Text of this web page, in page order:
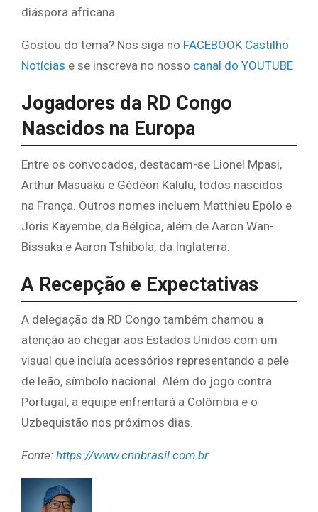
diáspora africana.
Gostou do tema? Nos siga no FACEBOOK Castilho
Notícias e se inscreva no nosso canal do YOUTUBE
Jogadores da RD Congo
Nascidos na Europa
Entre os convocados, destacam-se Lionel Mpasi,
Arthur Masuaku e Gédéon Kalulu, todos nascidos
na França. Outros nomes incluem Matthieu Epolo e
Joris Kayembe, da Bélgica, além de Aaron Wan-
Bissaka e Aaron Tshibola, da Inglaterra.
A Recepção e Expectativas
A delegação da RD Congo também chamou a
atenção ao chegar aos Estados Unidos com um
visual que incluía acessórios representando a pele
de leão, símbolo nacional. Além do jogo contra
Portugal, a equipe enfrentará a Colômbia e o
Uzbequistão nos próximos dias.
Fonte: https://www.cnnbrasil.com.br